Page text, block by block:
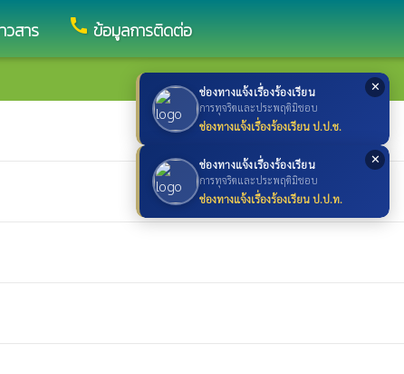
✕
ช่องทางแจ้งเรื่องร้องเรียน
การทุจริตและประพฤติมิชอบ
ช่องทางแจ้งเรื่องร้องเรียน ป.ป.ช.
✕
ช่องทางแจ้งเรื่องร้องเรียน
การทุจริตและประพฤติมิชอบ
ช่องทางแจ้งเรื่องร้องเรียน ป.ป.ท.
วสาร call ข้อมูลการติดต่อ